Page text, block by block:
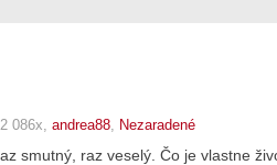
086x, andrea88 Nezaradené
smutný, raz veselý. Čo je vlastne